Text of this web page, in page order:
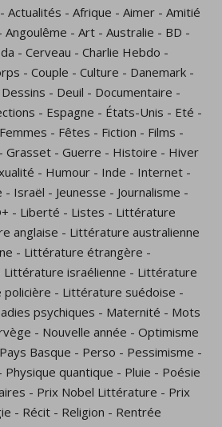
- Actualités - Afrique - Aimer - Amitié
Angoulême - Art - Australie - BD -
- Cerveau - Charlie Hebdo -
- Couple - Culture - Danemark -
Dessins - Deuil - Documentaire -
- Espagne - États-Unis - Eté -
Femmes - Fêtes - Fiction - Films -
- Grasset - Guerre - Histoire - Hiver
- Humour - Inde - Internet -
- Israël - Jeunesse - Journalisme -
- Liberté - Listes - Littérature
anglaise - Littérature australienne
- Littérature étrangère -
Littérature israélienne - Littérature
- Littérature suédoise -
psychiques - Maternité - Mots
- Nouvelle année - Optimisme
Pays Basque - Perso - Pessimisme -
Physique quantique - Pluie - Poésie
- Prix Nobel Littérature - Prix
- Récit - Religion - Rentrée